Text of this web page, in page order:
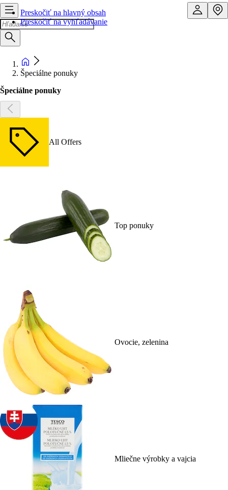
Preskočiť na hlavný obsah
Preskočiť na vyhľadávanie
Špeciálne ponuky
Špeciálne ponuky
All Offers
Top ponuky
Ovocie, zelenina
Mliečne výrobky a vajcia